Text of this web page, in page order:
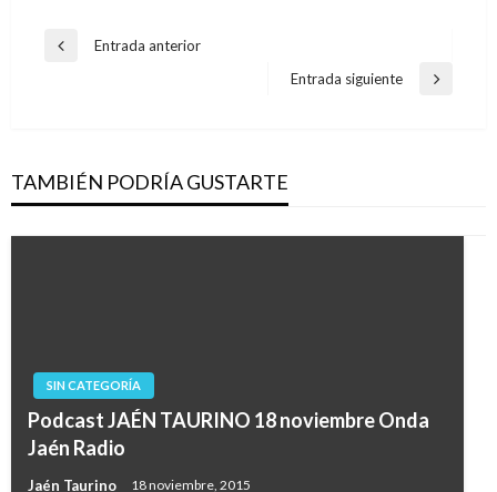
Navegación
Entrada
Entrada anterior
Entrada
Entrada siguiente
TAMBIÉN PODRÍA GUSTARTE
SIN CATEGORÍA
Podcast JAÉN TAURINO 18 noviembre Onda
Jaén Radio
Jaén Taurino 18 noviembre, 2015